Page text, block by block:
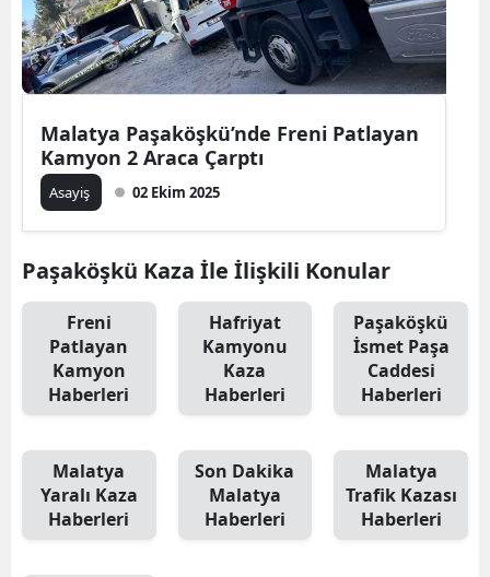
Malatya Paşaköşkü’nde Freni Patlayan
Kamyon 2 Araca Çarptı
Asayiş 02 Ekim 2025
Paşaköşkü Kaza İle İlişkili Konular
Freni
Patlayan
Kamyon
Haberleri
Hafriyat
Kamyonu
Kaza
Haberleri
Paşaköşkü
İsmet Paşa
Caddesi
Haberleri
Malatya
Yaralı Kaza
Haberleri
Son Dakika
Malatya
Haberleri
Malatya
Trafik Kazası
Haberleri